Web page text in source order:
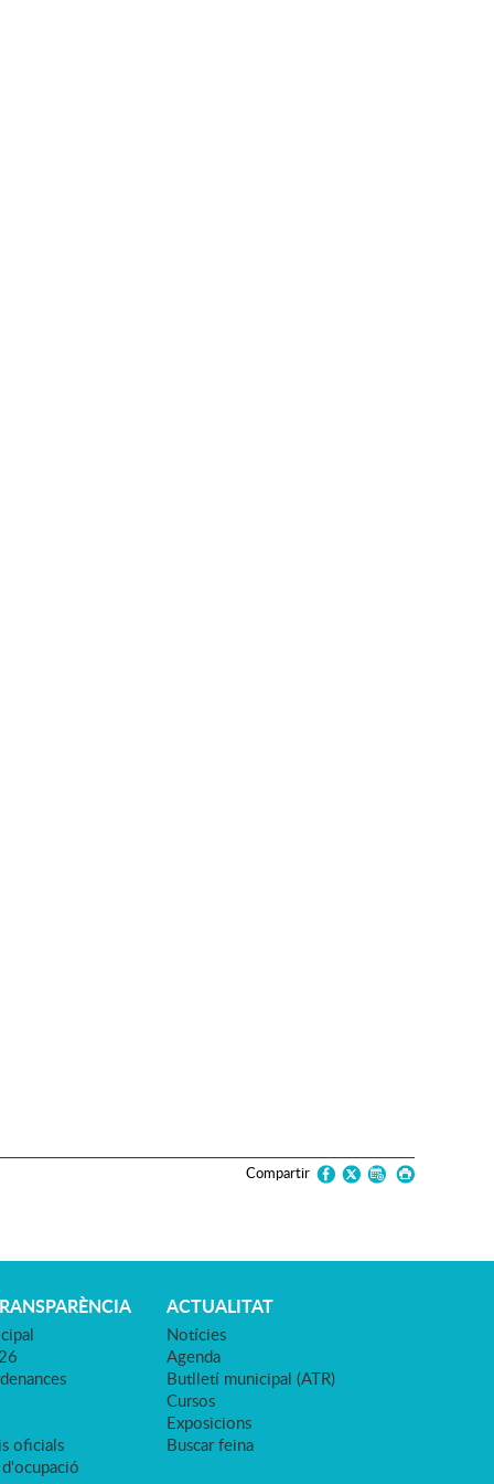
Compartir
oficials
ACTUALITAT
Notícies
Agenda
Butlletí municipal (ATR)
Cursos
Exposicions
Buscar feina